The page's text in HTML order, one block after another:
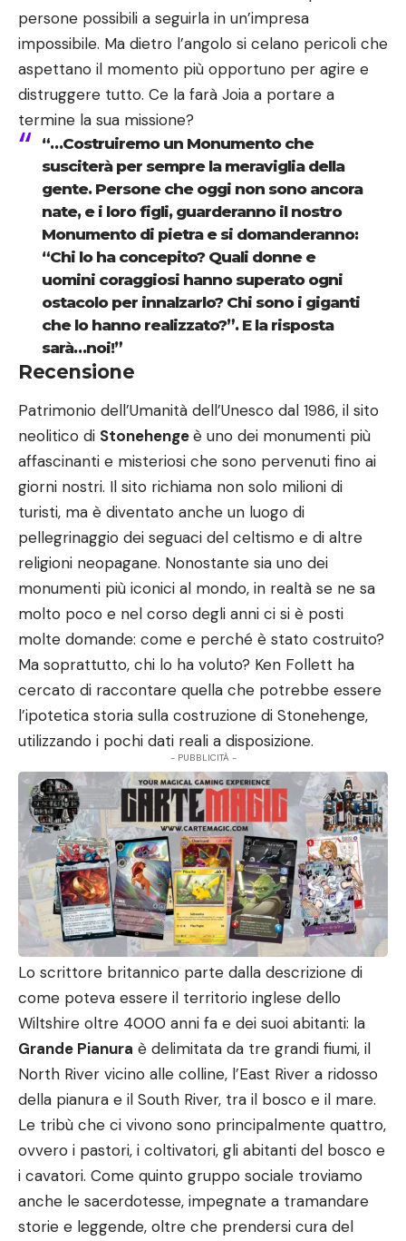
persone possibili a seguirla in un’impresa
impossibile. Ma dietro l’angolo si celano pericoli che
aspettano il momento più opportuno per agire e
distruggere tutto. Ce la farà Joia a portare a
termine la sua missione?
“…Costruiremo un Monumento che
susciterà per sempre la meraviglia della
gente. Persone che oggi non sono ancora
nate, e i loro figli, guarderanno il nostro
Monumento di pietra e si domanderanno:
“Chi lo ha concepito? Quali donne e
uomini coraggiosi hanno superato ogni
ostacolo per innalzarlo? Chi sono i giganti
che lo hanno realizzato?”. E la risposta
sarà…noi!”
Recensione
Patrimonio dell’Umanità dell’Unesco dal 1986, il sito
neolitico di Stonehengeè uno dei monumenti più
affascinanti e misteriosi che sono pervenuti fino ai
giorni nostri. Il sito richiama non solo milioni di
turisti, ma è diventato anche un luogo di
pellegrinaggio dei seguaci del celtismo e di altre
religioni neopagane. Nonostante sia uno dei
monumenti più iconici al mondo, in realtà se ne sa
molto poco e nel corso degli anni ci si è posti
molte domande: come e perché è stato costruito?
Ma soprattutto, chi lo ha voluto? Ken Follett ha
cercato di raccontare quella che potrebbe essere
l’ipotetica storia sulla costruzione di Stonehenge,
utilizzando i pochi dati reali a disposizione.
- PUBBLICITÀ -
Lo scrittore britannico parte dalla descrizione di
come poteva essere il territorio inglese dello
Wiltshire oltre 4000 anni fa e dei suoi abitanti: la
Grande Pianura è delimitata da tre grandi fiumi, il
North River vicino alle colline, l’East River a ridosso
della pianura e il South River, tra il bosco e il mare.
Le tribù che ci vivono sono principalmente quattro,
ovvero i pastori, i coltivatori, gli abitanti del bosco e
i cavatori. Come quinto gruppo sociale troviamo
anche le sacerdotesse, impegnate a tramandare
storie e leggende, oltre che prendersi cura del